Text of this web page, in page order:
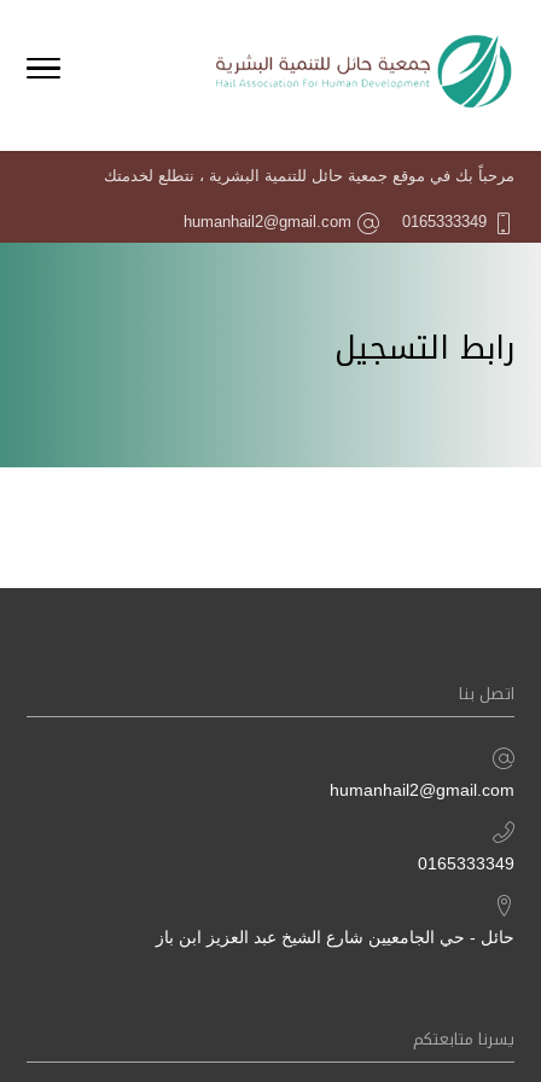
مرحباً بك في موقع جمعية حائل للتنمية البشرية ، نتطلع لخدمتك
0165333349
humanhail2@gmail.com
رابط التسجيل
اتصل بنا
humanhail2@gmail.com
0165333349
حائل - حي الجامعيين شارع الشيخ عبد العزيز ابن باز
يسرنا متابعتكم